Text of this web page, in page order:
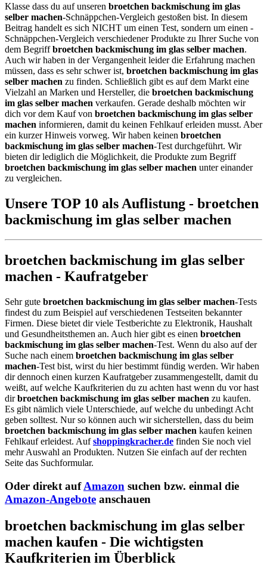
Klasse dass du auf unseren broetchen backmischung im glas
selber machen-Schnäppchen-Vergleich gestoßen bist. In diesem
Beitrag handelt es sich NICHT um einen Test, sondern um einen -
Schnäppchen-Vergleich verschiedener Produkte zu Ihrer Suche von
dem Begriffbroetchen backmischung im glas selber machen.
Auch wir haben in der Vergangenheit leider die Erfahrung machen
müssen, dass es sehr schwer ist, broetchen backmischung im glas
selber machen zu finden. Schließlich gibt es auf dem Markt eine
Vielzahl an Marken und Hersteller, die broetchen backmischung
im glas selber machen verkaufen. Gerade deshalb möchten wir
dich vor dem Kauf von broetchen backmischung im glas selber
machen informieren, damit du keinen Fehlkauf erleiden musst. Aber
ein kurzer Hinweis vorweg. Wir haben keinen broetchen
backmischung im glas selber machen-Test durchgeführt. Wir
bieten dir lediglich die Möglichkeit, die Produkte zum Begriff
broetchen backmischung im glas selber machen unter einander
zu vergleichen.
Unsere TOP 10 als Auflistung - broetchen
backmischung im glas selber machen
broetchen backmischung im glas selber
machen - Kaufratgeber
Sehr gute broetchen backmischung im glas selber machen-Tests
findest du zum Beispiel auf verschiedenen Testseiten bekannter
Firmen. Diese bietet dir viele Testberichte zu Elektronik, Haushalt
und Gesundheitsthemen an. Auch hier gibt es einen broetchen
backmischung im glas selber machen-Test. Wenn du also auf der
Suche nach einem broetchen backmischung im glas selber
machen-Test bist, wirst du hier bestimmt fündig werden. Wir haben
dir dennoch einen kurzen Kaufratgeber zusammengestellt, damit du
weißt, auf welche Kaufkriterien du zu achten hast wenn du vor hast
dirbroetchen backmischung im glas selber machen zu kaufen.
Es gibt nämlich viele Unterschiede, auf welche du unbedingt Acht
geben solltest. Nur so können auch wir sicherstellen, dass du beim
broetchen backmischung im glas selber machen kaufen keinen
Fehlkauf erleidest. Aufshoppingkracher.de finden Sie noch viel
mehr Auswahl an Produkten. Nutzen Sie einfach auf der rechten
Seite das Suchformular.
Oder direkt aufAmazon suchen bzw. einmal die
Amazon-Angebote anschauen
broetchen backmischung im glas selber
machen kaufen - Die wichtigsten
Kaufkriterien im Überblick